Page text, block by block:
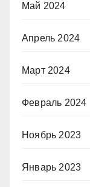
Май 2024
Апрель 2024
Март 2024
Февраль 2024
Ноябрь 2023
Январь 2023